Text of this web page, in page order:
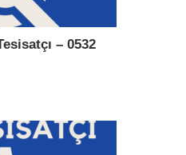
– 0532